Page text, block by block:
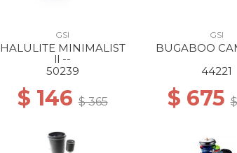
GSI
HALULITE MINIMALIST
ll --
50239
$ 146$ 365
GSI
BUGABOO
44221
$ 675